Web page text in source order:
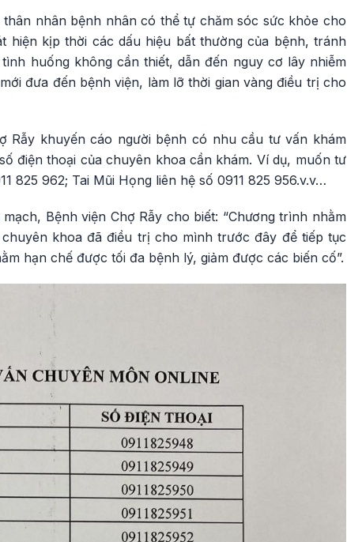
nhân bệnh nhân có thể tự chăm sóc sức khỏe cho
kịp thời các dấu hiệu bất thường của bệnh, tránh
huống không cần thiết, dẫn đến nguy cơ lây nhiễm
đưa đến bệnh viện, làm lỡ thời gian vàng điều trị cho
Rẫy khuyến cáo người bệnh có nhu cầu tư vấn khám
điện thoại của chuyên khoa cần khám. Ví dụ, muốn tư
825 962; Tai Mũi Họng liên hệ số 0911 825 956.v.v…
Bệnh viện Chợ Rẫy cho biết: “Chương trình nhằm
khoa đã điều trị cho mình trước đây để tiếp tục
hạn chế được tối đa bệnh lý, giảm được các biến cố”.